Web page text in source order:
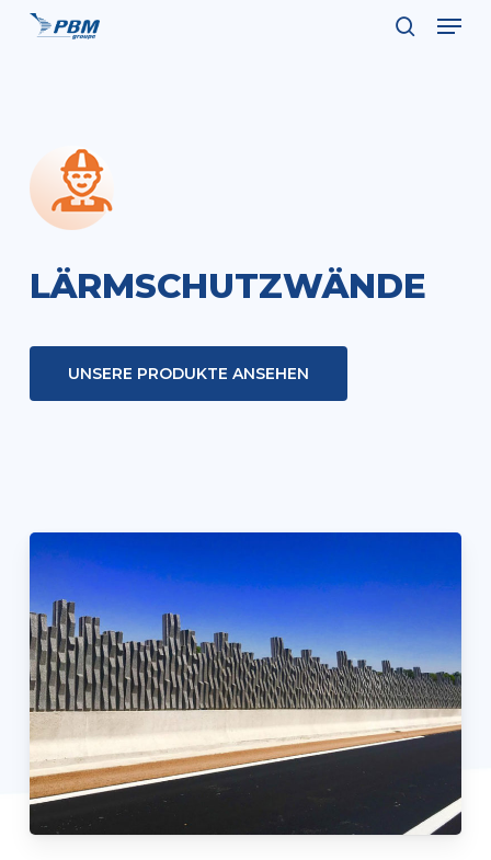
Skip
LÄRMSCHUTZWÄNDE
UNSERE PRODUKTE ANSEHEN